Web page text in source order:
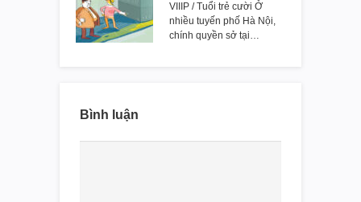
VIIIP / Tuổi trẻ cười Ở
nhiều tuyến phố Hà Nội,
chính quyền sở tại…
Bình luận